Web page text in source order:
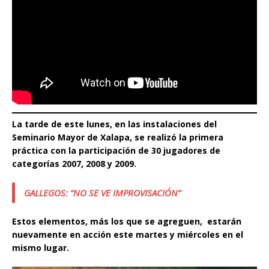
La tarde de este lunes, en las instalaciones del
Seminario Mayor de Xalapa, se realizó la primera
práctica con la participación de 30 jugadores de
categorías 2007, 2008 y 2009.
GALLEGOS: “NO SE VE IMPROVISACIÓN”
Estos elementos, más los que se agreguen, estarán
nuevamente en acción este martes y miércoles en el
mismo lugar.